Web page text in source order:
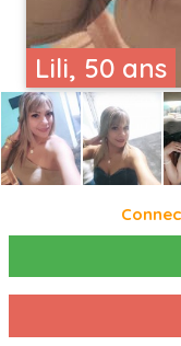
Lili, 50 ans